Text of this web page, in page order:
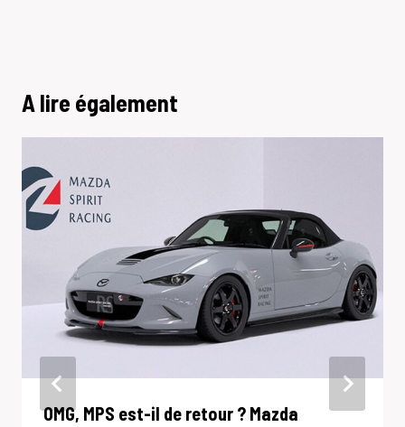
A lire également
OMG, MPS est-il de retour ? Mazda